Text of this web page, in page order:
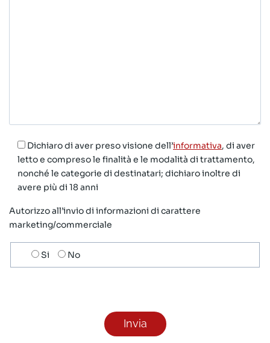
Dichiaro di aver preso visione dell’informativa, di aver
letto e compreso le finalità e le modalità di trattamento,
nonché le categorie di destinatari; dichiaro inoltre di
avere più di 18 anni
Autorizzo all’invio di informazioni di carattere
marketing/commerciale
Scelta
invio
Si No